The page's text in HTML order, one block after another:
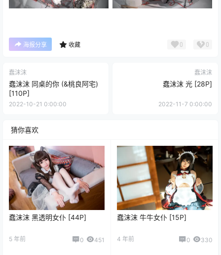
海报分享 收藏 0 0
蠢沫沫
蠢沫沫 同桌的你 (&桃良阿宅)
[110P]
2022-10-21 0:00:00
蠢沫沫
蠢沫沫 光 [28P]
2022-11-7 0:00:00
猜你喜欢
蠢沫沫 黑透明女仆 [44P]
5 年前 0 451
蠢沫沫 牛牛女仆 [15P]
4 年前 0 330